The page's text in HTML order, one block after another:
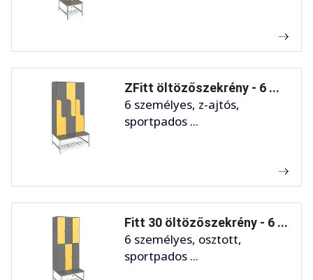
ZFitt öltözőszekrény - 6 ...
6 személyes, z-ajtós,
sportpados ...
Fitt 30 öltözőszekrény - 6 ...
6 személyes, osztott,
sportpados ...